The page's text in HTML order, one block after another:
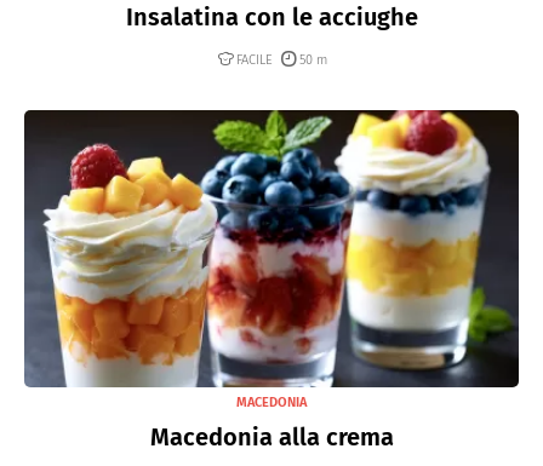
Insalatina con le acciughe
FACILE 50 m
MACEDONIA
Macedonia alla crema